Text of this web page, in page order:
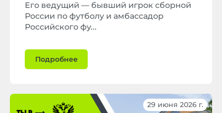
Его ведущий — бывший игрок сборной
России по футболу и амбассадор
Российского фу...
Подробнее
29 июня 2026 г.